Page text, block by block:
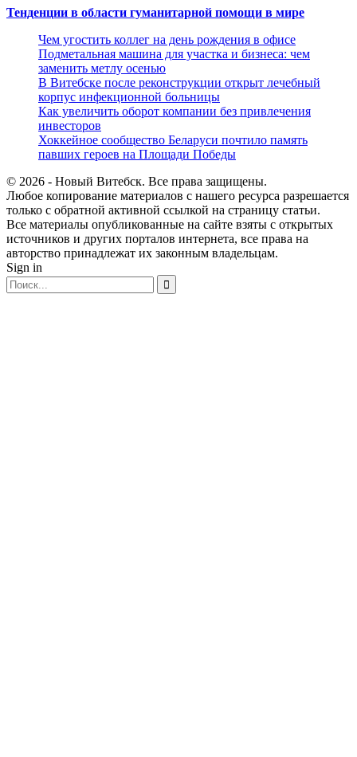
Тенденции в области гуманитарной помощи в мире
Чем угостить коллег на день рождения в офисе
Подметальная машина для участка и бизнеса: чем
заменить метлу осенью
В Витебске после реконструкции открыт лечебный
корпус инфекционной больницы
Как увеличить оборот компании без привлечения
инвесторов
Хоккейное сообщество Беларуси почтило память
павших героев на Площади Победы
© 2026 - Новый Витебск. Все права защищены.
Любое копирование материалов с нашего ресурса разрешается
только с обратной активной ссылкой на страницу статьи.
Все материалы опубликованные на сайте взяты с открытых
источников и других порталов интернета, все права на
авторство принадлежат их законным владельцам.
Sign in